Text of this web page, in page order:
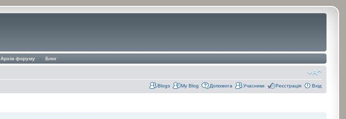
Архів форуму ‹ Блог
Blogs My Blog Допомога Учасники Реєстрація Вхід